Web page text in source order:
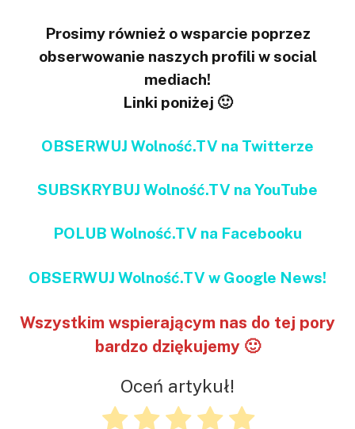
Prosimy również o wsparcie poprzez
obserwowanie naszych profili w social
mediach!
Linki poniżej 🙂
OBSERWUJ Wolność.TV na Twitterze
SUBSKRYBUJ Wolność.TV na YouTube
POLUB Wolność.TV na Facebooku
OBSERWUJ Wolność.TV w Google News!
Wszystkim wspierającym nas do tej pory
bardzo dziękujemy 🙂
Oceń artykuł!